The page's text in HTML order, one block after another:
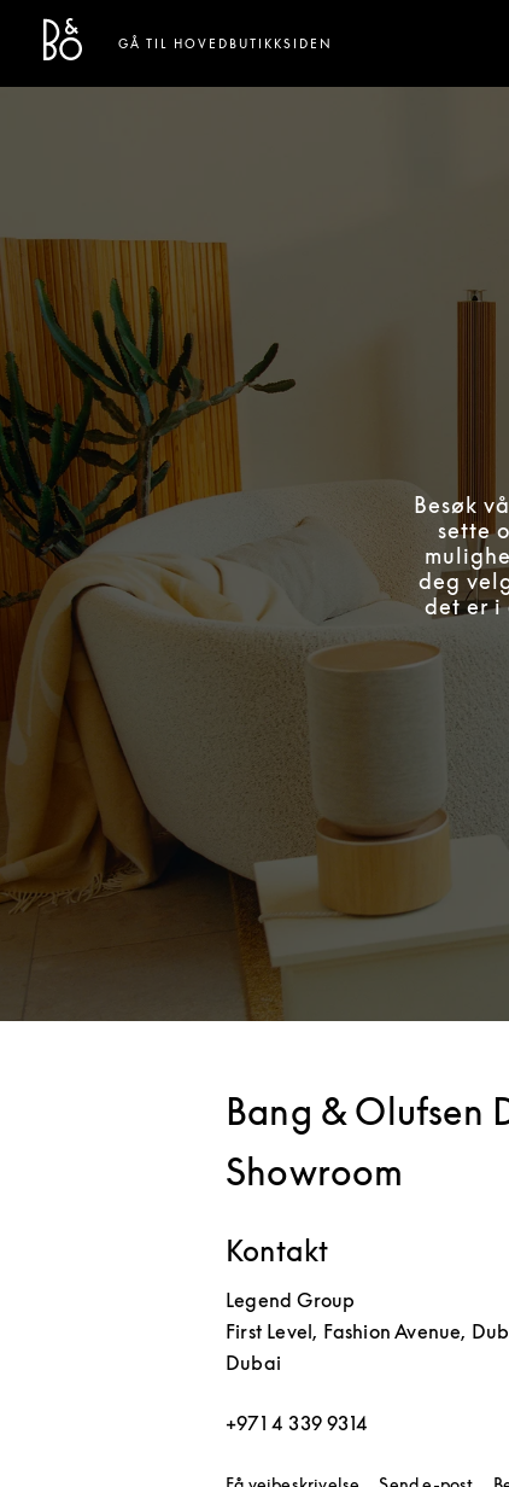
Bang & Olufsen - Exist to Create
Link Opens in New Tab
GÅ TIL HOVEDBUTIKKSIDEN
Besøk
sette
deg
det er i
Bang & Olufsen
Showroom
Kontakt
Legend Group
First Level, Fashion Avenue,
Dubai
+971 4 339 9314
Link Opens in New